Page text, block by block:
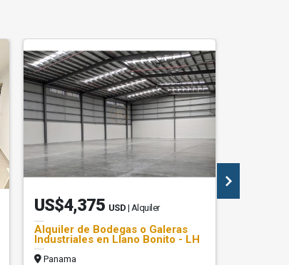
US$4,375 USD | Alquiler
Alquiler de Bodegas o Galeras
Industriales en Llano Bonito - LH
Panama